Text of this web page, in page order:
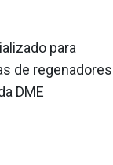
para
de regenadores
DME